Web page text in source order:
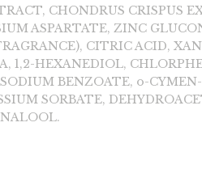
CHONDRUS CRISPUS
ASPARTATE, ZINC
CITRIC ACID,
1,2-HEXANEDIOL,
BENZOATE, o-
SORBATE,